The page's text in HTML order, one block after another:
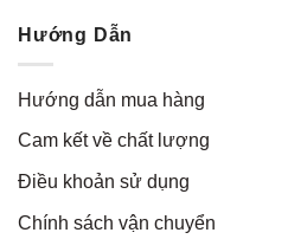
Hướng Dẫn
Hướng dẫn mua hàng
Cam kết về chất lượng
Điều khoản sử dụng
Chính sách vận chuyển